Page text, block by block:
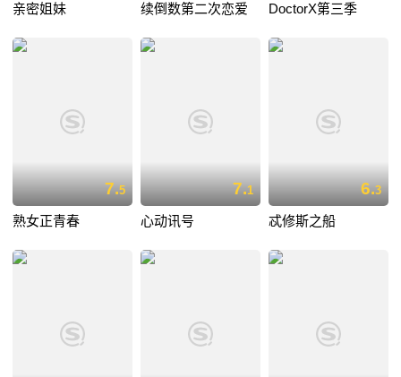
亲密姐妹 续倒数第二次恋爱 DoctorX第三季
7.5
熟女正青春
7.1
心动讯号
6.3
忒修斯之船